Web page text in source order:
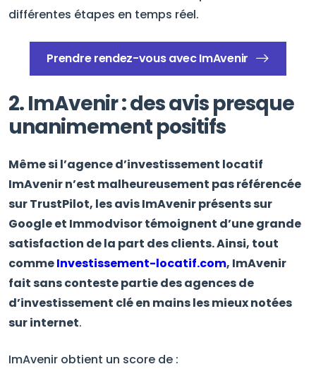
différentes étapes en temps réel.
Prendre rendez-vous avec ImAvenir
2. ImAvenir : des avis presque
unanimement positifs
Même si l’agence d’investissement locatif
ImAvenir n’est malheureusement pas référencée
sur TrustPilot, les avis ImAvenir présents sur
Google et Immodvisor témoignent d’une grande
satisfaction de la part des clients. Ainsi, tout
commeInvestissement-locatif.com, ImAvenir
fait sans conteste partie des agences de
d’investissement clé en mains les mieux notées
sur internet.
ImAvenir obtient un score de :